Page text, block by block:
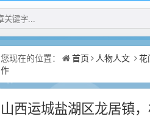
您现在的位置： 首页 人物人文 花
作
山西运城盐湖区龙居镇